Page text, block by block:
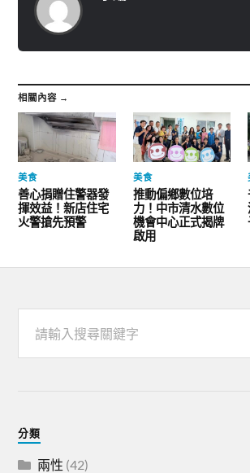
相關內容 →
美食
善心捐贈住警器發
揮效益！新店住宅
火警搶先預警
美食
推動偏鄉數位培
力！中市清水數位
機會中心正式揭牌
啟用
分類
兩性 (42)